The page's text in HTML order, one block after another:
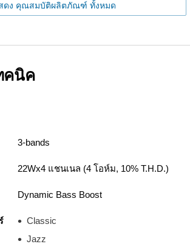
ดง คุณสมบัติผลิตภัณฑ์ ทั้งหมด
คนิค
3-bands
22Wx4 แชนเนล (4 โอห์ม, 10% T.H.D.)
Dynamic Bass Boost
Classic
Jazz